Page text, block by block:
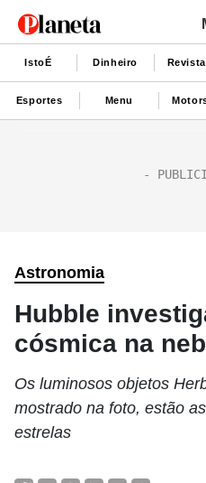
IstoÉ Dinheiro
Esportes Menu
Astronomia
Hubble
cósmica na
Os luminosos objetos
mostrado na foto, estão
estrelas